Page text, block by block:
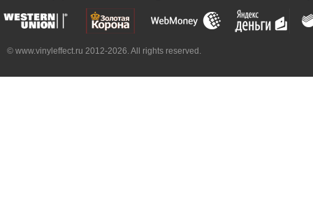
© www.vinyleffect.ru 2012-2026. All rights reserved.